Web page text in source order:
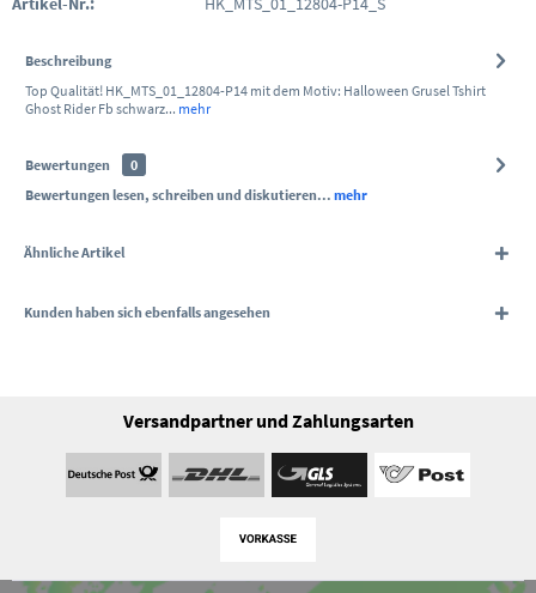
Beschreibung
Top Qualität! HK_MTS_01_12804-P14 mit dem Motiv: Halloween Grusel Tshirt
Ghost Rider Fb schwarz... mehr
Bewertungen
0
Bewertungen lesen, schreiben und diskutieren... mehr
Ähnliche Artikel
Kunden haben sich ebenfalls angesehen
Versandpartner und Zahlungsarten